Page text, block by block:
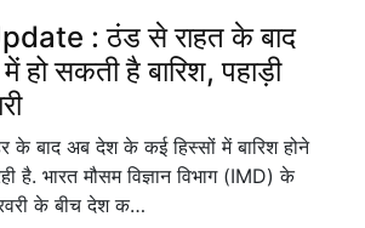
: ठंड से राहत के बाद
हो सकती है बारिश, पहाड़ी
के बाद अब देश के कई हिस्सों में बारिश होने
है. भारत मौसम विज्ञान विभाग (IMD) के
के बीच देश क…